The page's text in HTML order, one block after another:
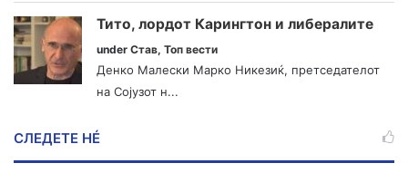
Тито, лордот Карингтон и либералите
under Став, Топ вести
Денко Малески Марко Никезиќ, претседателот
на Сојузот н...
СЛЕДЕТЕ НÉ